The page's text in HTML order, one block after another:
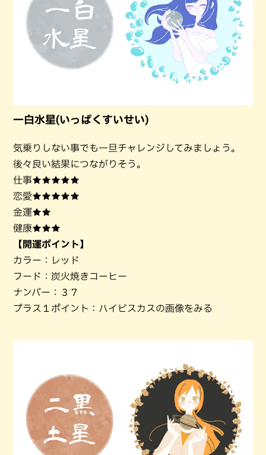
一白水星(いっぱくすいせい)
気乗りしない事でも一旦チャレンジしてみましょう。
後々良い結果につながりそう。
仕事★★★★★
恋愛★★★★★
金運★★
健康★★★
【開運ポイント】
カラー：レッド
フード：炭火焼きコーヒー
ナンバー：３７
プラス１ポイント：ハイビスカスの画像をみる